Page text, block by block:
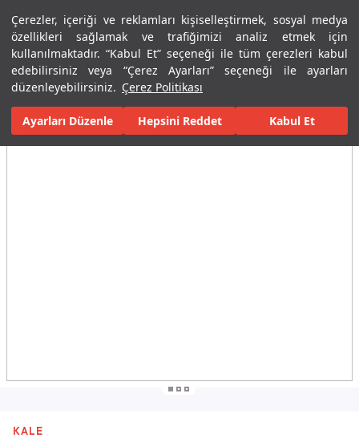
Çerezler, içeriği ve reklamları kişiselleştirmek, sosyal medya
özellikleri sağlamak ve trafiğimizi analiz etmek için
kullanılmaktadır. “Kabul Et” seçeneği ile tüm çerezleri kabul
edebilirsiniz veya “Çerez Ayarları” seçeneği ile ayarları
düzenleyebilirsiniz. Çerez Politikası
Ayarları Düzenle Hepsini Reddet Kabul Et
Menü Menü
Ana Sayfa Banyolar Banyo Mobilyaları Banyo Dolapları
Tüm Görseller(2)
KALE